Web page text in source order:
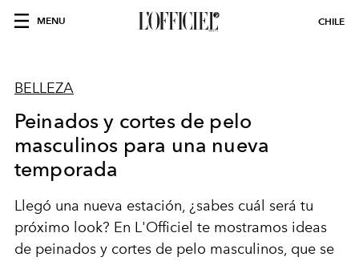
MENU CHILE
BELLEZA
Peinados y cortes de pelo
masculinos para una nueva
temporada
Llegó una nueva estación, ¿sabes cuál será tu
próximo look? En L'Officiel te mostramos ideas
de peinados y cortes de pelo masculinos, que se